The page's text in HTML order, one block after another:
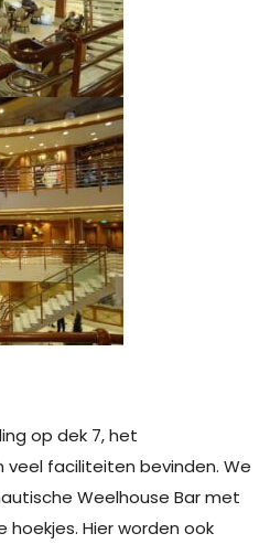
op dek 7, het
veel faciliteiten bevinden. We
Weelhouse Bar met
Hier worden ook